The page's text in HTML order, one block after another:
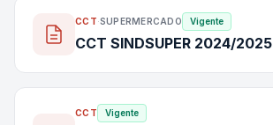
CCT·SUPERMERCADO Vigente
CCT SINDSUPER 2024/2025
CCT Vigente